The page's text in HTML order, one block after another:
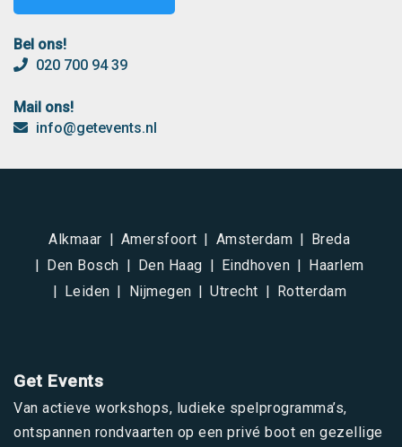
Bel ons!
020 700 94 39
Mail ons!
info@getevents.nl
Alkmaar Amersfoort Amsterdam
Breda
Den Bosch
Den Haag Eindhoven
Haarlem
Leiden
Nijmegen Utrecht Rotterdam
Get Events
Van actieve workshops, ludieke spelprogramma’s,
ontspannen rondvaarten op een privé boot en gezellige